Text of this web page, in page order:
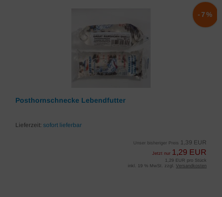
Posthornschnecke Lebendfutter
Lieferzeit: sofort lieferbar
Unser bisheriger Preis 1,39 EUR
Jetzt nur 1,29 EUR
-7%
1,29 EUR pro Stück
inkl. 19 % MwSt. zzgl. Versandkosten